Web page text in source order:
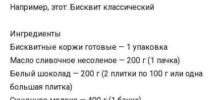
Например, этот: Бисквит классический
Ингредиенты
Бисквитные коржи готовые — 1 упаковка
Масло сливочное несоленое — 200 г (1 пачка)
Белый шоколад — 200 г (2 плитки по 100 г или одна
большая плитка)